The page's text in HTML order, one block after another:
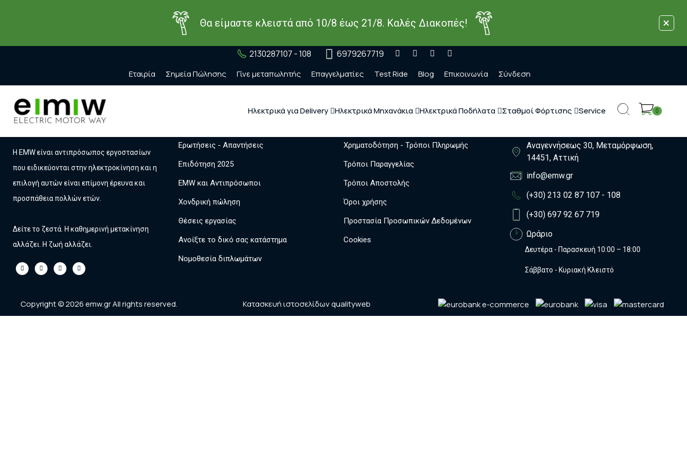
Θα είμαστε κλειστά από 10/8 έως 21/8. Καλές Διακοπές! ×
2130287107 - 108 6979267719
Εταιρία Σημεία Πώλησης Γίνε μεταπωλητής Επαγγελματίες Test Ride Blog Επικοινωνία Σύνδεση
Ηλεκτρικά για Delivery Ηλεκτρικά Μηχανάκια Ηλεκτρικά Ποδήλατα Σταθμοί Φόρτισης Service 0
Το προϊόν που προσπαθήσατε να δείτε δεν υπάρχει στη βάση δεδομένων μας.
Η EMW είναι αντιπρόσωπος εργοστασίων
που ειδικεύονται στην ηλεκτροκίνηση και η
επιλογή αυτών είναι επίμονη έρευνα και
προσπάθεια πολλών ετών.
Δείτε το ζεστά. Η καθημερινή μετακίνηση
αλλάζει. Η ζωή αλλάζει.
Ερωτήσεις - Απαντήσεις
Επιδότηση 2025
EMW και Αντιπρόσωποι
Χονδρική πώληση
Θέσεις εργασίας
Ανοίξτε το δικό σας κατάστημα
Νομοθεσία διπλωμάτων
Χρηματοδότηση - Τρόποι Πληρωμής
Τρόποι Παραγγελίας
Τρόποι Αποστολής
Όροι χρήσης
Προστασία Προσωπικών Δεδομένων
Cookies
Αναγεννήσεως 30, Μεταμόρφωση,
14451, Αττική
info@emw.gr
(+30) 213 02 87 107 - 108
(+30) 697 92 67 719
Ωράριο
Δευτέρα - Παρασκευή 10:00 – 18:00
Σάββατο - Κυριακή Κλειστό
Copyright © 2026 emw.gr All rights reserved. Κατασκευή ιστοσελίδωνqualityweb